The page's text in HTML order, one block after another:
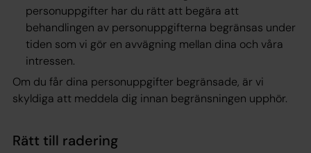
personuppgifter har du rätt att begära att
behandlingen av personuppgifterna begränsas under
tiden som vi gör en avvägning mellan dina och våra
intressen.
Om du får dina personuppgifter begränsade, är vi
skyldiga att meddela dig innan begränsningen upphör.
Rätt till radering